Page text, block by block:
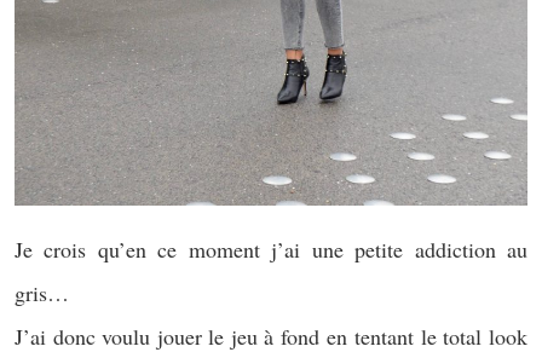
Je crois qu’en ce moment j’ai une petite addiction au
gris…
J’ai donc voulu jouer le jeu à fond en tentant le total look